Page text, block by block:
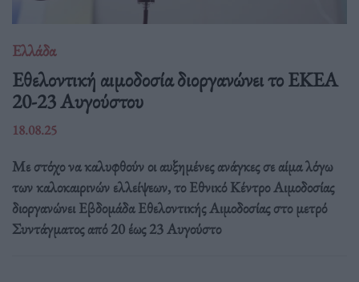
Ελλάδα
Eθελοντική αιμοδοσία διοργανώνει το ΕΚΕΑ
20-23 Αυγούστου
18.08.25
Με στόχο να καλυφθούν οι αυξημένες ανάγκες σε αίμα λόγω
των καλοκαιρινών ελλείψεων, το Εθνικό Κέντρο Αιμοδοσίας
διοργανώνει Εβδομάδα Εθελοντικής Αιμοδοσίας στο μετρό
Συντάγματος από 20 έως 23 Αυγούστο